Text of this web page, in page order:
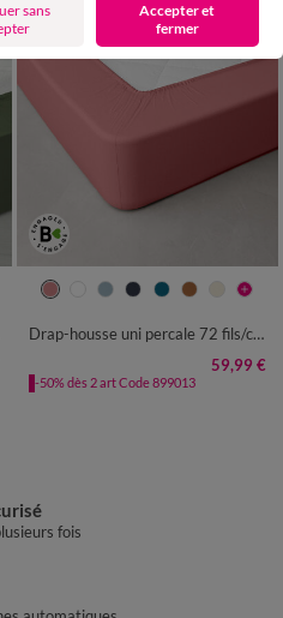
Drap-housse uni percale 72 fils/cm² - bonnet 40 cm
59,99 €
-50% dès 2 art Code 899013
fois
sans
Accepter et
fermer